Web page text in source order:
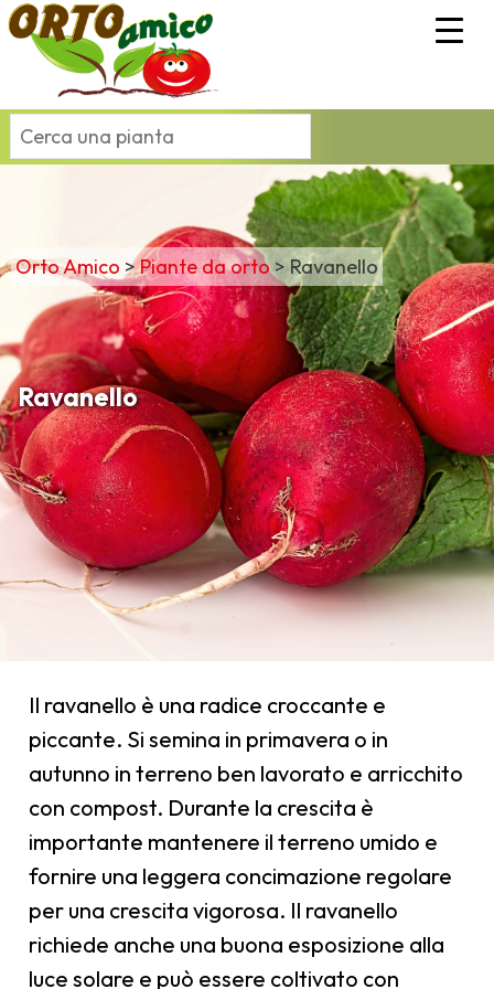
Orto Amico >Piante da orto>Ravanello
Ravanello
Il ravanello è una radice croccante e
piccante. Si semina in primavera o in
autunno in terreno ben lavorato e arricchito
con compost. Durante la crescita è
importante mantenere il terreno umido e
fornire una leggera concimazione regolare
per una crescita vigorosa. Il ravanello
richiede anche una buona esposizione alla
luce solare e può essere coltivato con